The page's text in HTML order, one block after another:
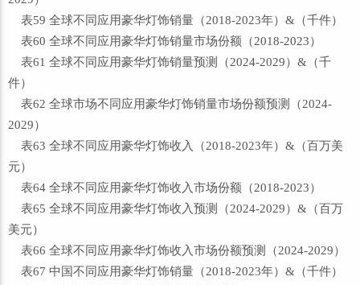
表59 全球不同应用豪华灯饰销量（2018-2023年）&（千件）
表60 全球不同应用豪华灯饰销量市场份额（2018-2023）
表61 全球不同应用豪华灯饰销量预测（2024-2029）&（千
件）
表62 全球市场不同应用豪华灯饰销量市场份额预测（2024-
2029）
表63 全球不同应用豪华灯饰收入（2018-2023年）&（百万美
元）
表64 全球不同应用豪华灯饰收入市场份额（2018-2023）
表65 全球不同应用豪华灯饰收入预测（2024-2029）&（百万
美元）
表66 全球不同应用豪华灯饰收入市场份额预测（2024-2029）
表67 中国不同应用豪华灯饰销量（2018-2023年）&（千件）